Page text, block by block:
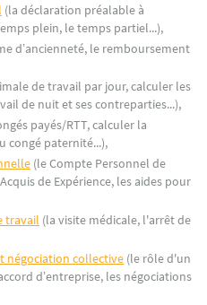
(la déclaration préalable à
plein, le temps partiel...),
d’ancienneté, le remboursement
de travail par jour, calculer les
de nuit et ses contreparties...),
payés/RTT, calculer la
congé paternité...),
(le Compte Personnel de
de Expérience, les aides pour
travail (la visite médicale, l'arrêt de
négociation collective (le rôle d'un
d’entreprise, les négociations